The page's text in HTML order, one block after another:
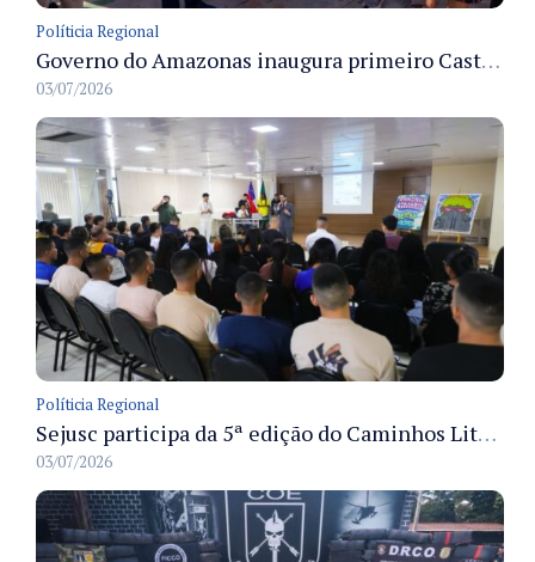
Políticia Regional
Governo do Amazonas inaugura primeiro Castramóvel Fluvial para atendimento veterinário às comunidades ribeirinhas e castração gratuita
03/07/2026
Políticia Regional
Sejusc participa da 5ª edição do Caminhos Literários com foco na cultura hip-hop nas unidades socioeducativas
03/07/2026